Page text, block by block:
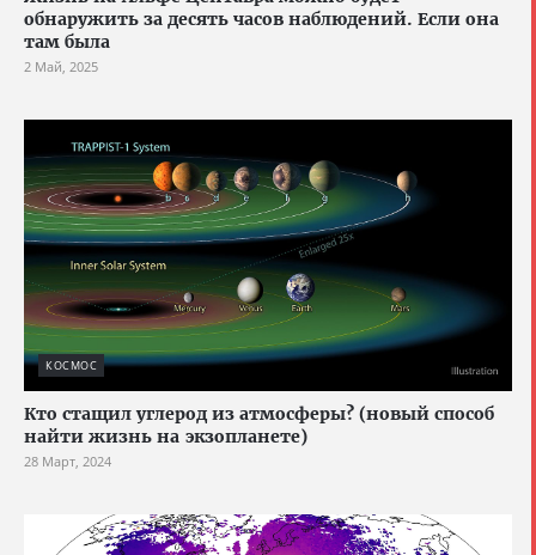
обнаружить за десять часов наблюдений. Если она
там была
2 Май, 2025
КОСМОС
Кто стащил углерод из атмосферы? (новый способ
найти жизнь на экзопланете)
28 Март, 2024